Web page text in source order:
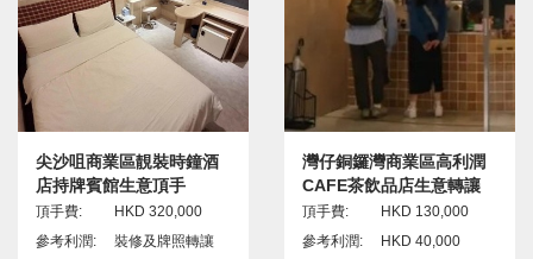
尖沙咀商業區靚裝時鐘酒
店持牌賓館生意頂手
頂手費:
HKD 320,000
參考利潤:
裝修及牌照轉讓
灣仔銅鑼灣商業區高利潤
CAFE茶飲品店生意轉讓
頂手費:
HKD 130,000
參考利潤:
HKD 40,000